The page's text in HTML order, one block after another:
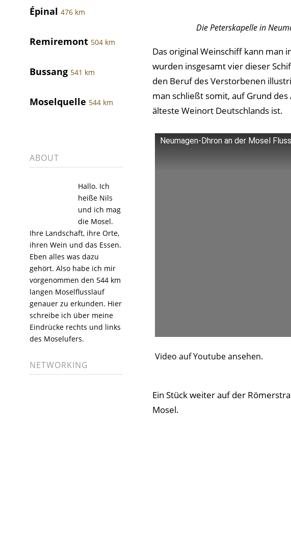
Épinal 476 km
Remiremont 504 km
Bussang 541 km
Moselquelle 544 km
ABOUT
Hallo. Ich
heiße Nils
und ich mag
die Mosel.
Ihre Landschaft, ihre Orte,
ihren Wein und das Essen.
Eben alles was dazu
gehört. Also habe ich mir
vorgenommen den 544 km
langen Moselflusslauf
genauer zu erkunden. Hier
schreibe ich über meine
Eindrücke rechts und links
des Moselufers.
NETWORKING
Die Peterskapelle in
Das original Weinschiff kann man
wurden insgesamt vier dieser
den Beruf des Verstorbenen
man schließt somit, auf Grund
älteste Weinort Deutschlands ist.
Neumagen-Dhron an der Mosel
Video auf Youtube ansehen.
Ein Stück weiter auf der
Mosel.